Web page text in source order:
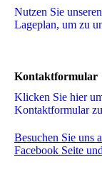
Nutzen Sie
La­ge­plan, um zu
Kontaktformular
Klicken Sie hier
Kon­takt­for­mu­lar
Besuchen Sie uns
Facebook Seite